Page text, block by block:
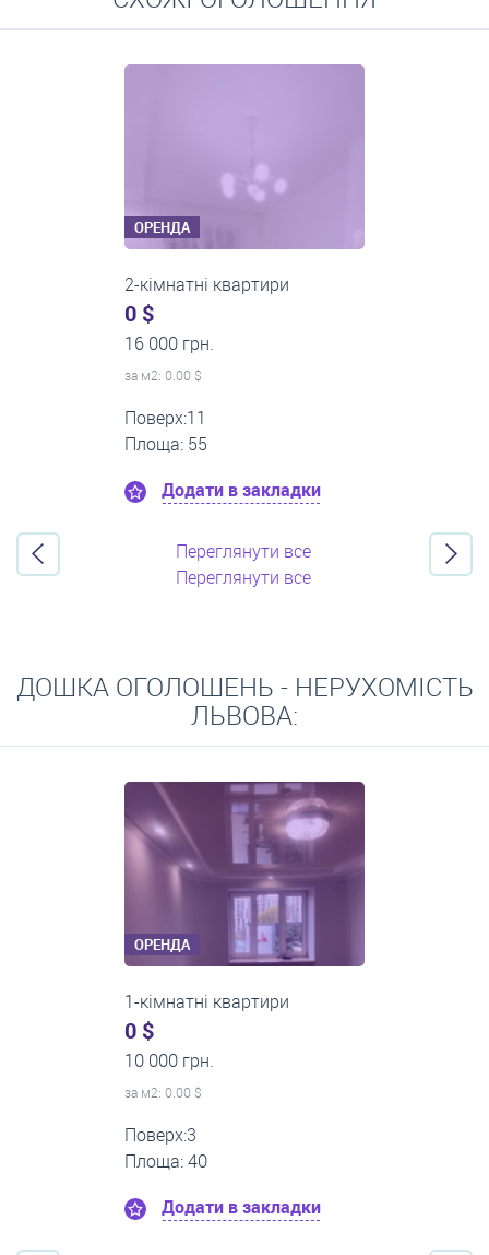
Середні ціни на довготривалу оренду квартир, особняків,
кімнат
ОРЕНДА
2-кімнатні квартири
0 $
14 000 грн.
за м2: 0.00 $
Поверх:5
Площа: 50
Додати в закладки
Переглянути все
Переглянути все
ДОШКА ОГОЛОШЕНЬ - НЕРУХОМІСТЬ
ЛЬВОВА:
ОРЕНДА
2-кімнатні квартири
0 $
16 000 грн.
за м2: 0.00 $
Поверх:11
Площа: 55
Додати в закладки